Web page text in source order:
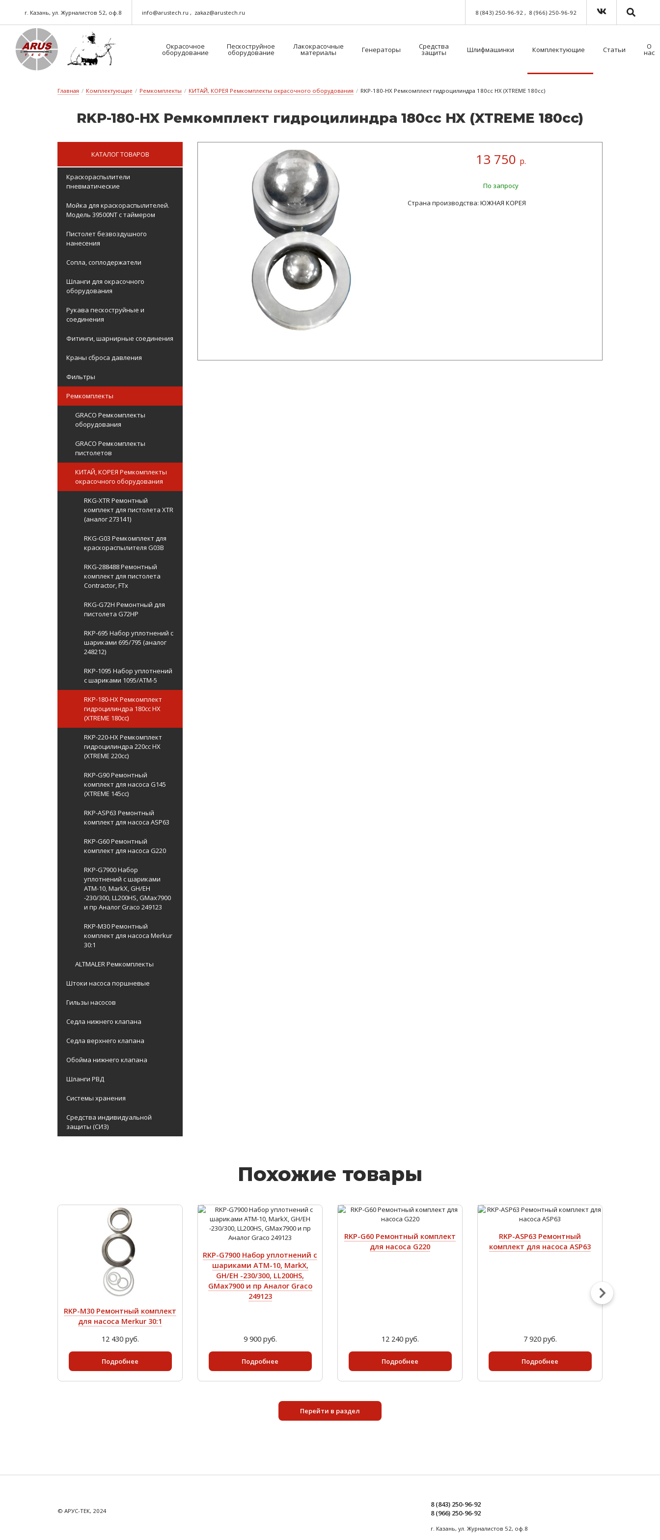
г. Казань, ул. Журналистов 52, оф.8 info@arustech.ru zakaz@arustech.ru 8 (843) 250-96-92 8 (966) 250-96-92
Окрасочное
оборудование
Пескоструйное
оборудование
Лакокрасочные
материалы Генераторы Средства
защиты Шлифмашинки Комплектующие Статьи О
нас
Главная / Комплектующие / Ремкомплекты / КИТАЙ, КОРЕЯ Ремкомплекты окрасочного оборудования / RKP-180-HX Ремкомплект гидроцилиндра 180сс HX (XTREME 180cc)
RKP-180-HX Рем­ком­плект гид­ро­ци­лин­дра 180сс HX (XTREME 180cc)
КАТАЛОГ ТОВАРОВ
Краскораспылители
пневматические
Мойка для краскораспылителей.
Модель 39500NT с таймером
Пистолет безвоздушного
нанесения
Сопла, соплодержатели
Шланги для окрасочного
оборудования
Рукава пескоструйные и
соединения
Фитинги, шарнирные соединения
Краны сброса давления
Фильтры
Ремкомплекты
GRACO Ремкомплекты
оборудования
GRACO Ремкомплекты
пистолетов
КИТАЙ, КОРЕЯ Ремкомплекты
окрасочного оборудования
RKG-XTR Ремонтный
комплект для пистолета XTR
(аналог 273141)
RKG-G03 Ремкомплект для
краскораспылителя G03B
RKG-288488 Ремонтный
комплект для пистолета
Contractor, FTx
RKG-G72H Ремонтный для
пистолета G72HP
RKP-695 Набор уплотнений с
шариками 695/795 (аналог
248212)
RKP-1095 Набор уплотнений
с шариками 1095/ATМ-5
RKP-180-HX Ремкомплект
гидроцилиндра 180сс HX
(XTREME 180cc)
RKP-220-HX Ремкомплект
гидроцилиндра 220сс HX
(XTREME 220cc)
RKP-G90 Ремонтный
комплект для насоса G145
(XTREME 145cc)
RKP-ASP63 Ремонтный
комплект для насоса ASP63
RKP-G60 Ремонтный
комплект для насоса G220
RKP-G7900 Набор
уплотнений с шариками
ATM-10, MarkX, GH/EH
-230/300, LL200HS, GMax7900
и пр Аналог Graco 249123
RKP-M30 Ремонтный
комплект для насоса Merkur
30:1
ALTMALER Ремкомплекты
Штоки насоса поршневые
Гильзы насосов
Седла нижнего клапана
Седла верхнего клапана
Обойма нижнего клапана
Шланги РВД
Системы хранения
Средства индивидуальной
защиты (СИЗ)
13 750 р.
По запросу
Страна производства: ЮЖНАЯ КОРЕЯ
Похожие товары
RKP-M30 Ремонтный комплект
для насоса Merkur 30:1
12 430 руб.
Подробнее
RKP-G7900 Набор уплотнений с
шариками ATM-10, MarkX,
GH/EH -230/300, LL200HS,
GMax7900 и пр Аналог Graco
249123
9 900 руб.
Подробнее
RKP-G60 Ремонтный комплект
для насоса G220
12 240 руб.
Подробнее
RKP-ASP63 Ремонтный
комплект для насоса ASP63
7 920 руб.
Подробнее
Перейти в раздел
© АРУС-ТЕК, 2024
8 (843) 250-96-92
8 (966) 250-96-92
г. Казань, ул. Журналистов 52, оф.8